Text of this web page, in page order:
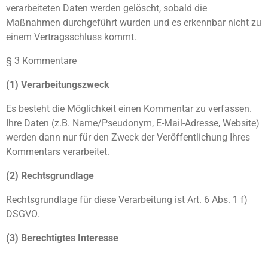
verarbeiteten Daten werden gelöscht, sobald die
Maßnahmen durchgeführt wurden und es erkennbar nicht zu
einem Vertragsschluss kommt.
§ 3 Kommentare
(1) Verarbeitungszweck
Es besteht die Möglichkeit einen Kommentar zu verfassen.
Ihre Daten (z.B. Name/Pseudonym, E-Mail-Adresse, Website)
werden dann nur für den Zweck der Veröffentlichung Ihres
Kommentars verarbeitet.
(2) Rechtsgrundlage
Rechtsgrundlage für diese Verarbeitung ist Art. 6 Abs. 1 f)
DSGVO.
(3) Berechtigtes Interesse